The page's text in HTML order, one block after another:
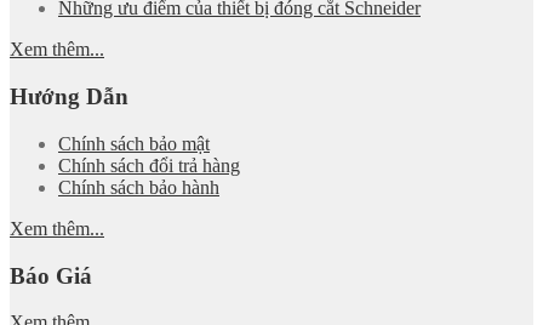
Những ưu điểm của thiết bị đóng cắt Schneider
Xem thêm...
Hướng Dẫn
Chính sách bảo mật
Chính sách đổi trả hàng
Chính sách bảo hành
Xem thêm...
Báo Giá